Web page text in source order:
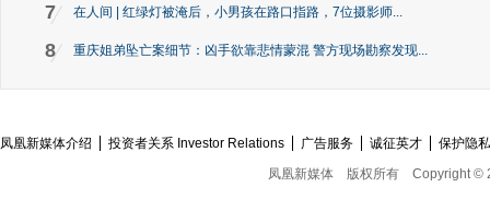
7 在人间 | 红绿灯被淹后，小男孩在路口指路，7位摄影师...
8 重庆姐弟坠亡案细节：凶手欲靠悲情蒙混 警方现场勘察发现...
凤凰新媒体介绍 投资者关系 Investor Relations 广告服务 诚征英才
保护隐
凤凰新媒体
版权所有 Copyright ©